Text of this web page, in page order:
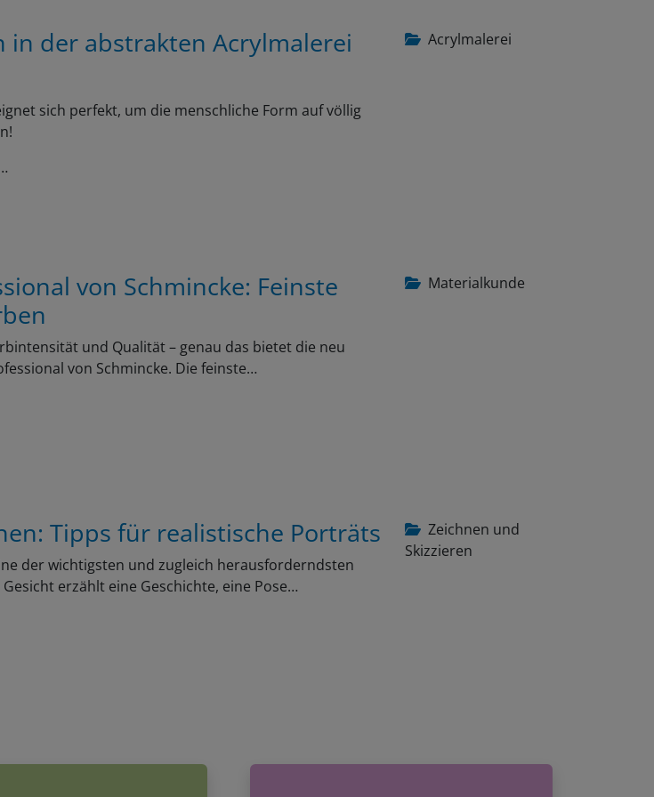
Acrylmalerei
in der abstrakten Acrylmalerei
sich perfekt, um die menschliche Form auf völlig
Materialkunde
von Schmincke: Feinste
und Qualität – genau das bietet die neu
von Schmincke. Die feinste…
Zeichnen und
Skizzieren
Tipps für realistische Porträts
der wichtigsten und zugleich herausforderndsten
erzählt eine Geschichte, eine Pose…